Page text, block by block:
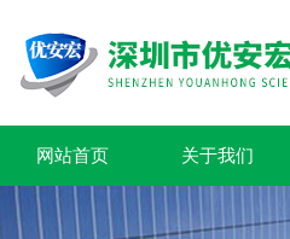
网站首页 关于我们